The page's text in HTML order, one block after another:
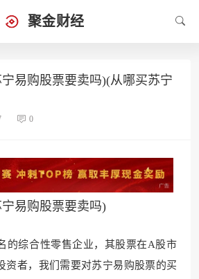
聚金财经
易购股票要卖吗)(从哪买苏宁
0
易购股票要卖吗)
的综合性零售企业，其股票在A股市
资者，我们需要对苏宁易购股票的买